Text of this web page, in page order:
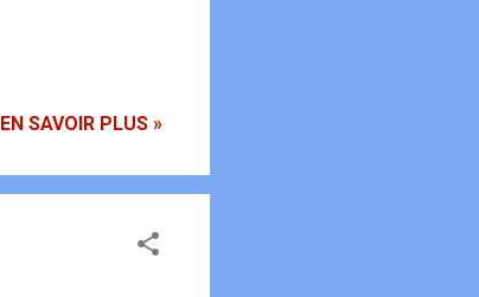
EN SAVOIR PLUS »